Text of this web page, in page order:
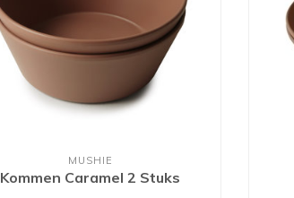
MUSHIE
Kommen Caramel 2 Stuks